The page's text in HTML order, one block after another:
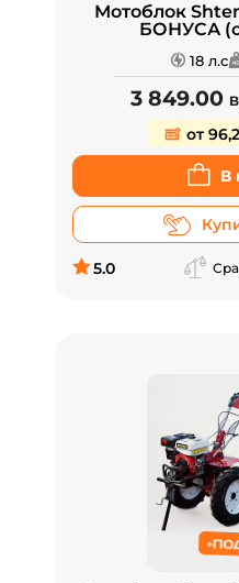
Мотоблок
БОНУСА
18 л.с
3 849.00
от
В
5.0